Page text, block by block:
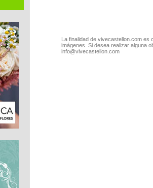
La finalidad de vivecastellon.com
imágenes. Si desea realizar alguna
info@vivecastellon.com